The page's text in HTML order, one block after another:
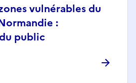
vulnérables du
:
public